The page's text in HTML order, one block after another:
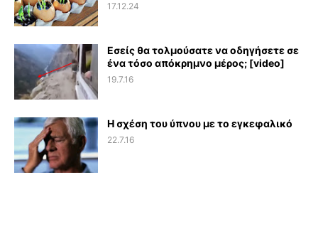
17.12.24
Εσείς θα τολμούσατε να οδηγήσετε σε
ένα τόσο απόκρημνο μέρος; [video]
19.7.16
Η σχέση του ύπνου με το εγκεφαλικό
22.7.16